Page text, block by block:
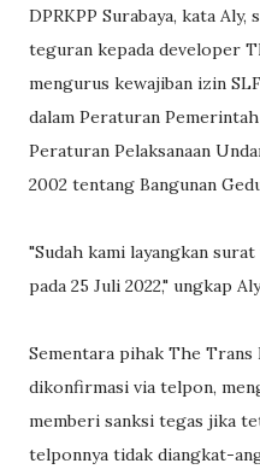
DPRKPP Surabaya, kata
teguran kepada developer
mengurus kewajiban izin
dalam Peraturan
Peraturan Pelaksanaan
2002 tentang Bangunan
"Sudah kami layangkan
pada 25 Juli 2022," ungkap
Sementara pihak The Trans
dikonfirmasi via telpon,
memberi sanksi tegas jika
telponnya tidak diangkat-